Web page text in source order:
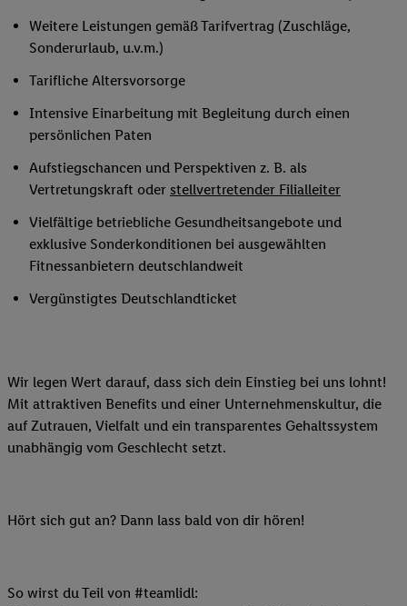
Weitere Leistungen gemäß Tarifvertrag (Zuschläge,
Sonderurlaub, u.v.m.)
Tarifliche Altersvorsorge
Intensive Einarbeitung mit Begleitung durch einen
persönlichen Paten
Aufstiegschancen und Perspektiven z. B. als
Vertretungskraft oder stellvertretender Filialleiter
Vielfältige betriebliche Gesundheitsangebote und
exklusive Sonderkonditionen bei ausgewählten
Fitnessanbietern deutschlandweit
Vergünstigtes Deutschlandticket
Wir legen Wert darauf, dass sich dein Einstieg bei uns lohnt!
Mit attraktiven Benefits und einer Unternehmenskultur, die
auf Zutrauen, Vielfalt und ein transparentes Gehaltssystem
unabhängig vom Geschlecht setzt.
Hört sich gut an? Dann lass bald von dir hören!
So wirst du Teil von #teamlidl: